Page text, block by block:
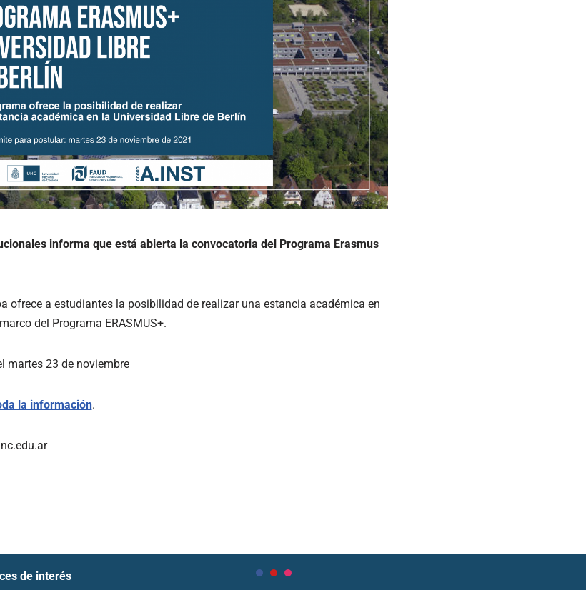
informa que está abierta la convocatoria del Programa Erasmus
ofrece a estudiantes la posibilidad de realizar una estancia académica en
del Programa ERASMUS+.
martes 23 de noviembre
la información.
de interés